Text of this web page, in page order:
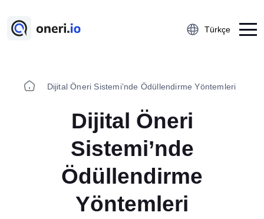
Türkçe
Platform
Çalışan Öneri Sistemi
5S Denetim Yönetimi
Önce-Sonra Kaizen
Aksiyon Yönetimi
Kobetsu Kaizen
A3 Problem Çözme
Dijital Öneri Sistemi’nde Ödüllendirme Yöntemleri
Dijital Öneri
Sistemi’nde
Ödüllendirme
Yöntemleri